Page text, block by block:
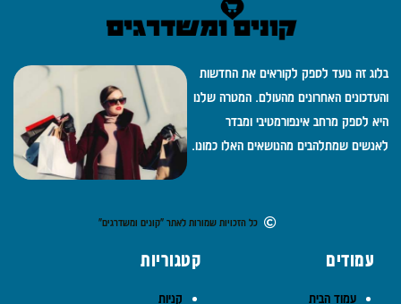
בלוג זה נועד לספק לקוראים את החדשות
והעדכונים האחרונים מהעולם. המטרה שלנו
היא לספק מרחב אינפורמטיבי ומבדר
לאנשים שמתלהבים מהנושאים האלו כמונו.
כל הזכויות שמורות לאתר "קונים ומשדרגים"
עמודים
עמוד הבית
קטגוריות
קניות